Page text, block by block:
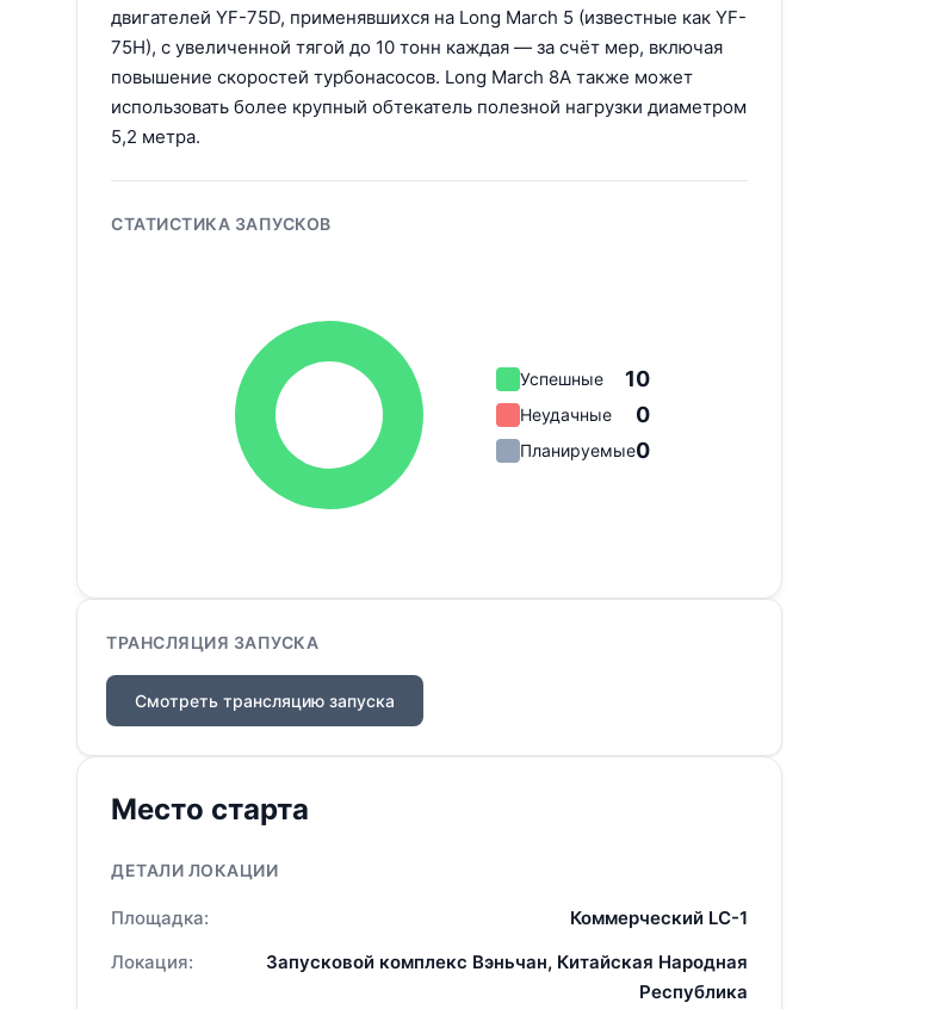
двигателей YF-75D, применявшихся на Long March 5 (известные как YF-
75H), с увеличенной тягой до 10 тонн каждая — за счёт мер, включая
повышение скоростей турбонасосов. Long March 8A также может
использовать более крупный обтекатель полезной нагрузки диаметром
5,2 метра.
СТАТИСТИКА ЗАПУСКОВ
Успешные 10
Неудачные 0
Планируемые0
ТРАНСЛЯЦИЯ ЗАПУСКА
Смотреть трансляцию запуска
Место старта
ДЕТАЛИ ЛОКАЦИИ
Площадка:
Коммерческий LC-1
Локация:
Запусковой комплекс Вэньчан, Китайская Народная
Республика